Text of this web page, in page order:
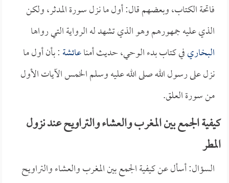
فاتحة الكتاب، وبعضهم قال: أول ما نزل سورة المدثر، ولكن
الذي عليه جمهورهم وهو الذي تشهد له الرواية التي رواها
البخاريفي كتاب بدء الوحي، حديث أمناعائشة: بأن أول ما
نزل على رسول الله صلى الله عليه وسلم الخمس الآيات الأول
من سورة العلق.
كيفية الجمع بين المغرب والعشاء والتراويح عند نزول
المطر
السؤال: أسأل عن كيفية الجمع بين المغرب والعشاء والتراويح